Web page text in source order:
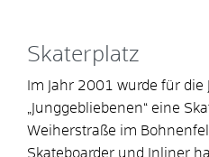
Skaterplatz
Im Jahr 2001 wurde für die
„Junggebliebenen“ eine
Weiherstraße im
Skateboarder und Inliner